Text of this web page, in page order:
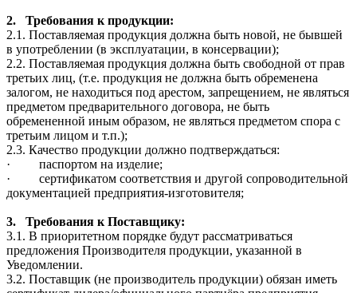
2. Требования к продукции:
2.1. Поставляемая продукция должна быть новой, не бывшей
в употреблении (в эксплуатации, в консервации);
2.2. Поставляемая продукция должна быть свободной от прав
третьих лиц, (т.е. продукция не должна быть обременена
залогом, не находиться под арестом, запрещением, не являться
предметом предварительного договора, не быть
обремененной иным образом, не являться предметом спора с
третьим лицом и т.п.);
2.3. Качество продукции должно подтверждаться:
·
паспортом на изделие;
·
сертификатом соответствия и другой сопроводительной
документацией предприятия-изготовителя;
3. Требования к Поставщику:
3.1. В приоритетном порядке будут рассматриваться
предложения Производителя продукции, указанной в
Уведомлении.
3.2. Поставщик (не производитель продукции) обязан иметь